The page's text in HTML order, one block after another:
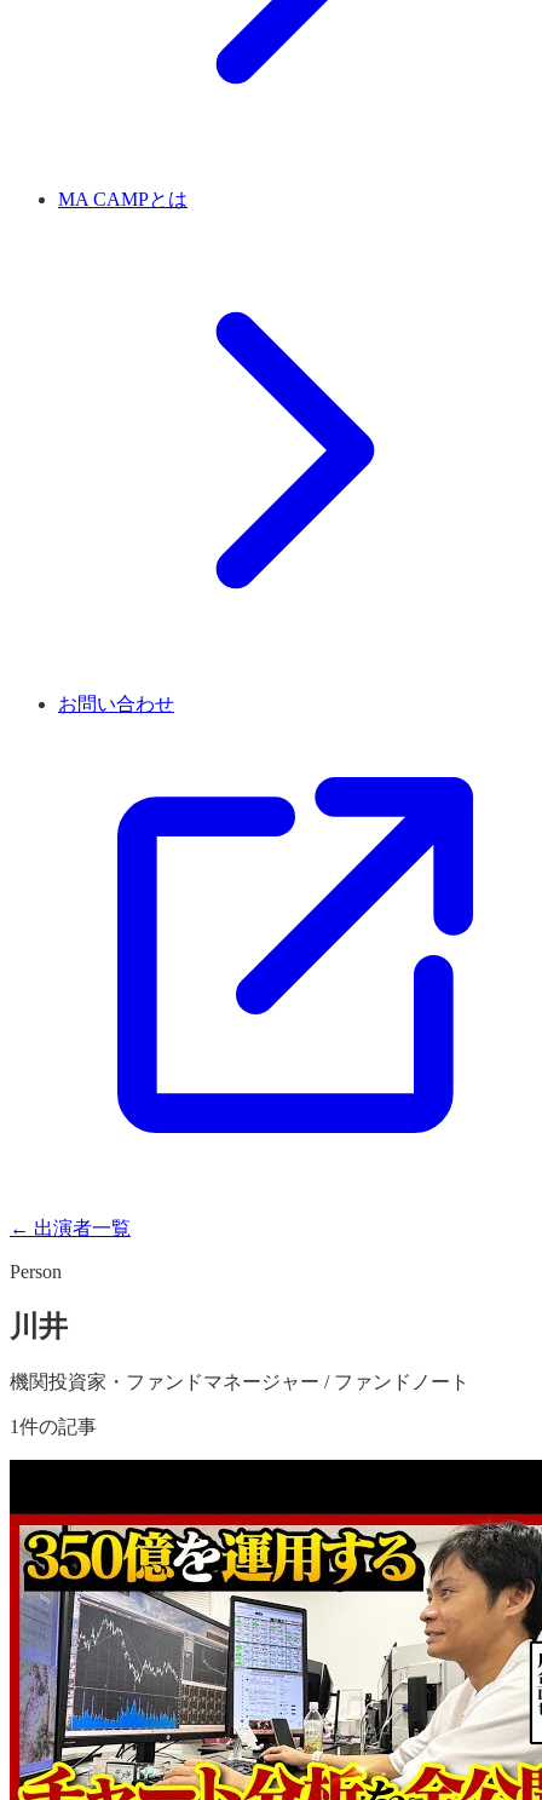
MA CAMPとは
お問い合わせ
← 出演者一覧
Person
川井
機関投資家・ファンドマネージャー / ファンドノート
1件の記事